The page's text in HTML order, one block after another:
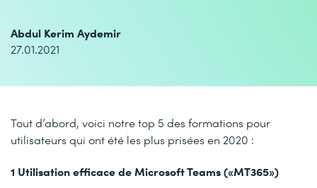
Abdul Kerim Aydemir
27.01.2021
Tout d’abord, voici notre top 5 des formations pour
utilisateurs qui ont été les plus prisées en 2020 :
1 Utilisation efficace de Microsoft Teams («MT365»)